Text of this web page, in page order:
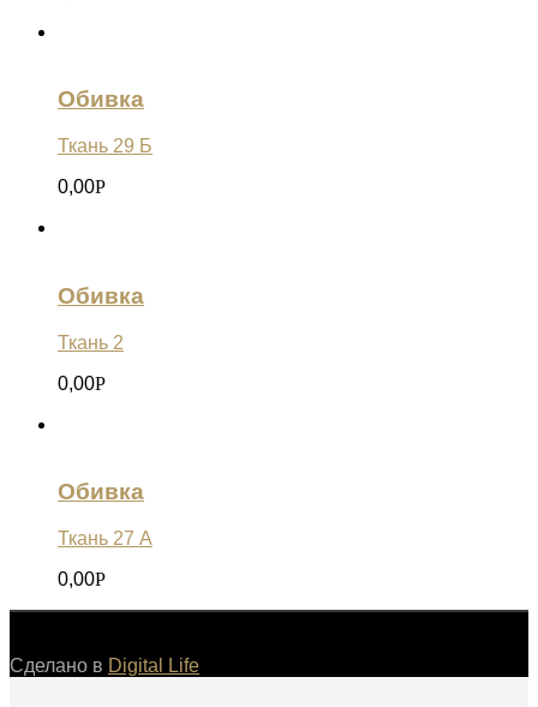
Обивка
Ткань 29 Б
0,00Р
Обивка
Ткань 2
0,00Р
Обивка
Ткань 27 А
0,00Р
Сделано в Digital Life